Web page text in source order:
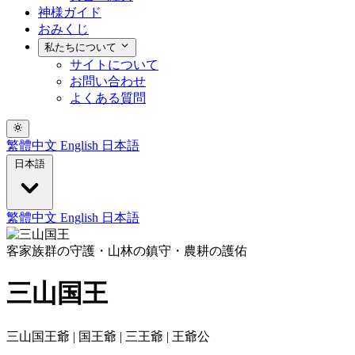
神様ガイド
おみくじ
私たちについて
サイトについて
お問い合わせ
よくある質問
繁體中文 English 日本語
日本語
繁體中文 English 日本語
客家族群の守護・山林の鎮守・農耕の護佑
三山国王
三山国王爺 | 国王爺 | 三王爺 | 王爺公